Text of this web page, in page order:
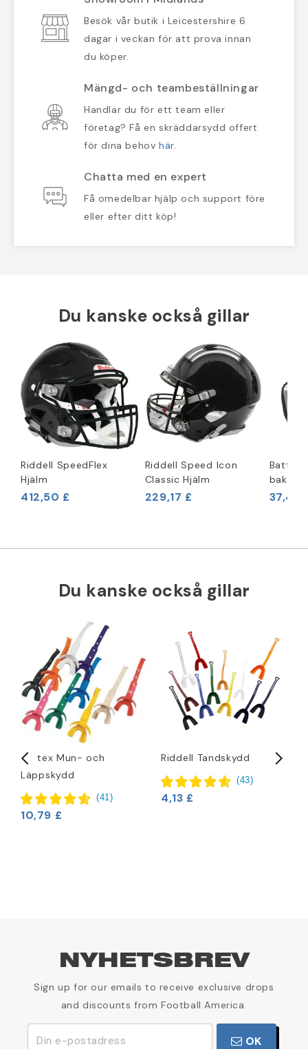
Besök vår butik i Leicestershire 6
dagar i veckan för att prova innan
du köper.
Mängd- och teambeställningar
Handlar du för ett team eller
företag? Få en skräddarsydd offert
för dina behov här.
Chatta med en expert
Få omedelbar hjälp och support före
eller efter ditt köp!
Du kanske också gillar
Riddell SpeedFlex
Hjälm
412,50 £
Riddell Speed Icon
Classic Hjälm
229,17 £
Battle
37,46
Du kanske också gillar
Vettex Mun- och
Läppskydd
(41 )
10,79 £
Riddell Tandskydd
(43)
4,13 £
NYHETSBREV
Sign up for our emails to receive exclusive drops
and discounts from Football America.
OK